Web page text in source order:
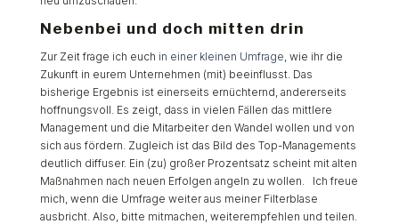
Nebenbei und doch mitten drin
Zur Zeit frage ich euch in einer kleinen Umfrage , wie ihr die
Zukunft in eurem Unternehmen (mit) beeinflusst. Das
bisherige Ergebnis ist einerseits ernüchternd, andererseits
hoffnungsvoll. Es zeigt, dass in vielen Fällen das mittlere
Management und die Mitarbeiter den Wandel wollen und von
sich aus fördern. Zugleich ist das Bild des Top-Managements
deutlich diffuser. Ein (zu) großer Prozentsatz scheint mit alten
Maßnahmen nach neuen Erfolgen angeln zu wollen. Ich freue
mich, wenn die Umfrage weiter aus meiner Filterblase
ausbricht. Also, bitte mitmachen, weiterempfehlen und teilen.